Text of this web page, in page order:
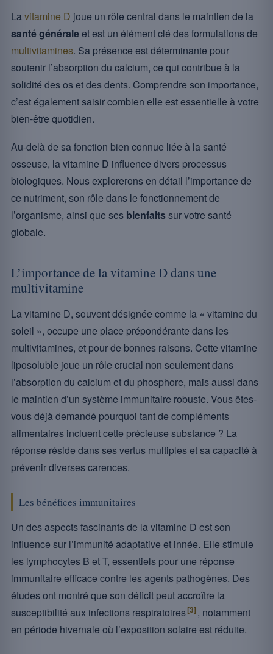
Lavitamine D joue un rôle central dans le maintien de la
santé généraleet est un élément clé des formulations de
multivitamines. Sa présence est déterminante pour
soutenir l’absorption du calcium, ce qui contribue à la
solidité des os et des dents. Comprendre son importance,
c’est également saisir combien elle est essentielle à votre
bien-être quotidien.
Au-delà de sa fonction bien connue liée à la santé
osseuse, la vitamine D influence divers processus
biologiques. Nous explorerons en détail l’importance de
ce nutriment, son rôle dans le fonctionnement de
l’organisme, ainsi que ses bienfaitssur votre santé
globale.
L’importance de la vitamine D dans une
multivitamine
La vitamine D, souvent désignée comme la « vitamine du
soleil », occupe une place prépondérante dans les
multivitamines, et pour de bonnes raisons. Cette vitamine
liposoluble joue un rôle crucial non seulement dans
l’absorption du calcium et du phosphore, mais aussi dans
le maintien d’un système immunitaire robuste. Vous êtes-
vous déjà demandé pourquoi tant de compléments
alimentaires incluent cette précieuse substance ? La
réponse réside dans ses vertus multiples et sa capacité à
prévenir diverses carences.
Les bénéfices immunitaires
Un des aspects fascinants de la vitamine D est son
influence sur l’immunité adaptative et innée. Elle stimule
les lymphocytes B et T, essentiels pour une réponse
immunitaire efficace contre les agents pathogènes. Des
études ont montré que son déficit peut accroître la
susceptibilité aux infections respiratoires[3] , notamment
en période hivernale où l’exposition solaire est réduite.